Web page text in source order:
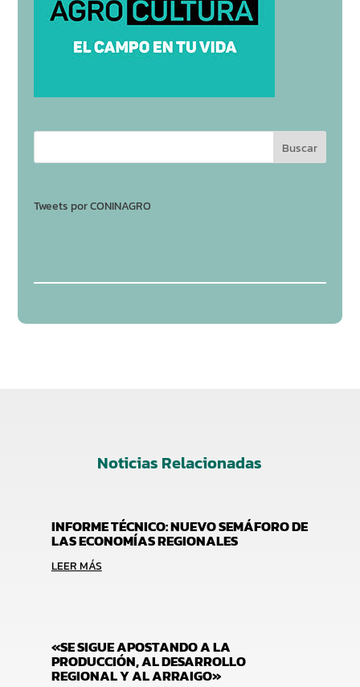
Tweets por CONINAGRO
Noticias Relacionadas
INFORME TÉCNICO: NUEVO SEMÁFORO DE
LAS ECONOMÍAS REGIONALES
LEER MÁS
«SE SIGUE APOSTANDO A LA
PRODUCCIÓN, AL DESARROLLO
REGIONAL Y AL ARRAIGO»